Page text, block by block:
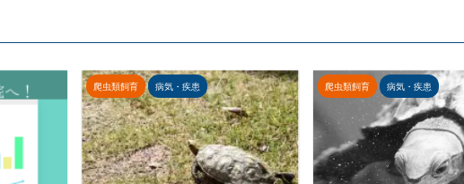
爬虫類飼育 病気・疾患 爬虫類飼育 病気・疾患